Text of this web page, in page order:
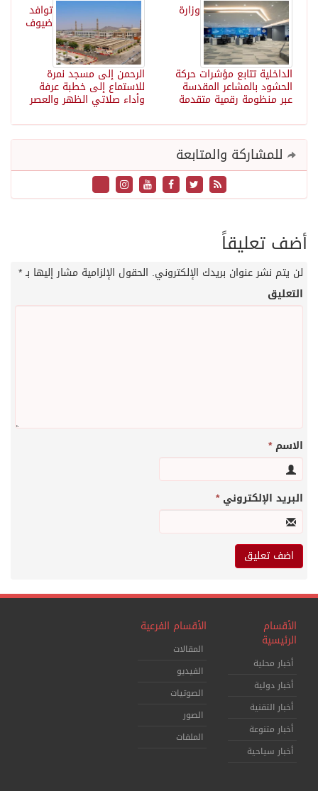
توافد
ضيوف
الرحمن إلى مسجد نمرة
للاستماع إلى خطبة عرفة
وأداء صلاتي الظهر والعصر
وزارة
الداخلية تتابع مؤشرات حركة
الحشود بالمشاعر المقدسة
عبر منظومة رقمية متقدمة
للمشاركة والمتابعة
أضف تعليقاً
لن يتم نشر عنوان بريدك الإلكتروني. الحقول الإلزامية مشار إليها بـ*
التعليق
الاسم*
البريد الإلكتروني*
الأقسام
الرئيسية
أخبار محلية
أخبار دولية
أخبار التقنية
أخبار متنوعة
أخبار سياحية
الأقسام الفرعية
المقالات
الفيديو
الصوتيات
الصور
الملفات